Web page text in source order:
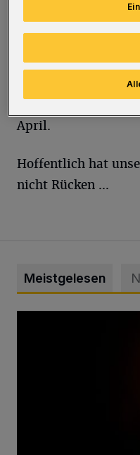
Fast 400
dem es
in der Burgstraße
bereits
mehr - denn
April.
Hoffentlich hat
nicht Rücken ...
Meistgelesen